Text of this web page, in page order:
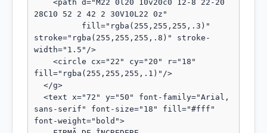
28C10 52 2 42 2 30V10L22 0z"
stroke="rgba(255,255,255,.8)" stroke-
width="1.5"/>
fill="rgba(255,255,255,.1)"/>
sans-serif" font-size="18" fill="#fff"
font-weight="bold">